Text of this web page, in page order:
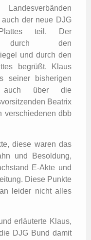
der neue DJG
Plattes teil. Der
durch den
und durch den
begrüßt. Klaus
seiner bisherigen
auch über die
Beatrix
verschiedenen dbb
diese waren das
und Besoldung,
E-Akte und
Diese Punkte
leider nicht alles
erläuterte Klaus,
DJG Bund damit